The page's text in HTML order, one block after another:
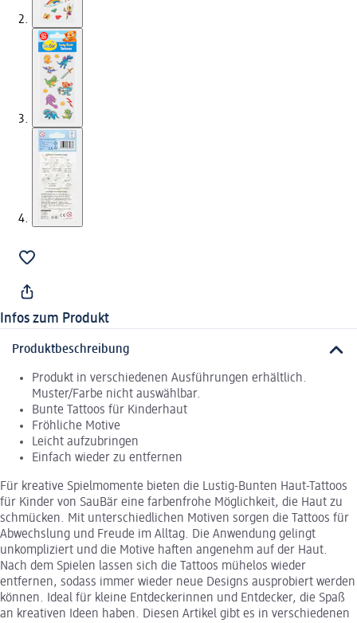
Infos zum Produkt
Produktbeschreibung
Produkt in verschiedenen Ausführungen erhältlich.
Muster/Farbe nicht auswählbar.
Bunte Tattoos für Kinderhaut
Fröhliche Motive
Leicht aufzubringen
Einfach wieder zu entfernen
Für kreative Spielmomente bieten die Lustig-Bunten Haut-Tattoos
für Kinder von SauBär eine farbenfrohe Möglichkeit, die Haut zu
schmücken. Mit unterschiedlichen Motiven sorgen die Tattoos für
Abwechslung und Freude im Alltag. Die Anwendung gelingt
unkompliziert und die Motive haften angenehm auf der Haut.
Nach dem Spielen lassen sich die Tattoos mühelos wieder
entfernen, sodass immer wieder neue Designs ausprobiert werden
können. Ideal für kleine Entdeckerinnen und Entdecker, die Spaß
an kreativen Ideen haben. Diesen Artikel gibt es in verschiedenen